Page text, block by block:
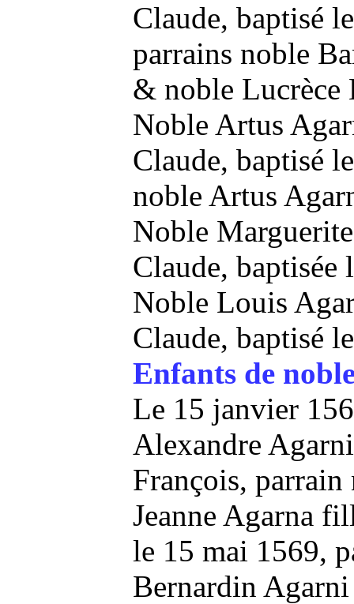
Claude, baptisé
parrains noble
& noble
Noble Artus
Claude, baptisé
noble Artus
Noble
Claude,
Noble Louis
Claude, baptisé
Enfants de
Le 15 janvier
Alexandre
François,
Jeanne Agarna
le 15 mai 1569,
Bernardin